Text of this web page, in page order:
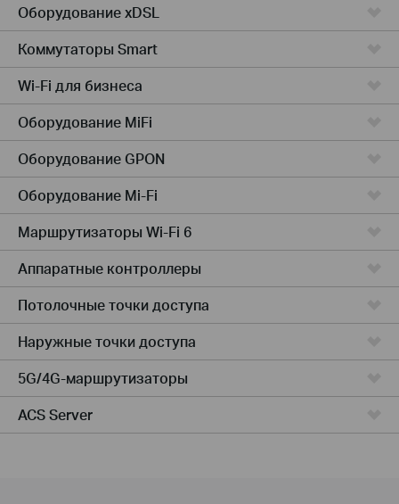
Оборудование xDSL
Коммутаторы Smart
Wi-Fi для бизнеса
Оборудование MiFi
Оборудование GPON
Оборудование Mi-Fi
Маршрутизаторы Wi-Fi 6
Аппаратные контроллеры
Потолочные точки доступа
Наружные точки доступа
5G/4G-маршрутизаторы
ACS Server